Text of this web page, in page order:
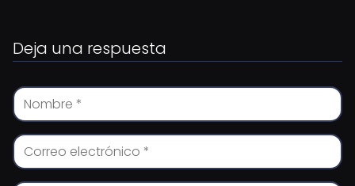
Deja una respuesta